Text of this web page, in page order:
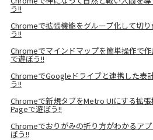
う!!
Chromeで拡張機能をグループ化して切
う!!
Chromeでマインドマップを簡単操作で
で遊ぼう!!
ChromeでGoogleドライブと連携した表
う!!
Chromeで新規タブをMetro UIにする拡
Pageで遊ぼう!!
Chromeでおりがみの折り方がわかるア
ぼう!!